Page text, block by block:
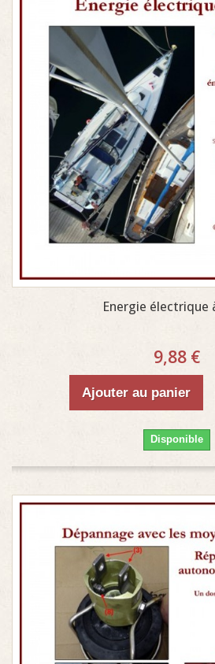
Energie électrique
9,88 €
Ajouter au panier
Disponible